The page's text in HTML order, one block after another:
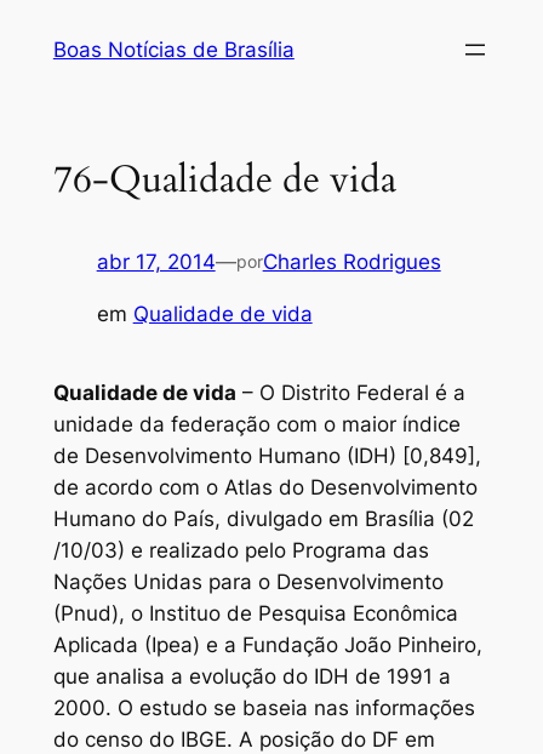
Boas Notícias de Brasília
76-Qualidade de vida
abr 17, 2014—porCharles Rodrigues
em Qualidade de vida
Qualidade de vida – O Distrito Federal é a
unidade da federação com o maior índice
de Desenvolvimento Humano (IDH) [0,849],
de acordo com o Atlas do Desenvolvimento
Humano do País, divulgado em Brasília (02
/10/03) e realizado pelo Programa das
Nações Unidas para o Desenvolvimento
(Pnud), o Instituo de Pesquisa Econômica
Aplicada (Ipea) e a Fundação João Pinheiro,
que analisa a evolução do IDH de 1991 a
2000. O estudo se baseia nas informações
do censo do IBGE. A posição do DF em